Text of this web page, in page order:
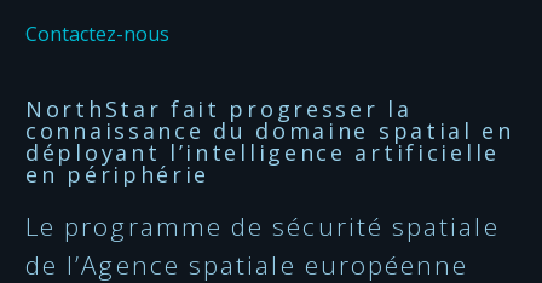
Contactez-nous
NorthStar fait progresser la
connaissance du domaine spatial en
déployant l’intelligence artificielle
en périphérie
Le programme de sécurité spatiale
de l’Agence spatiale européenne